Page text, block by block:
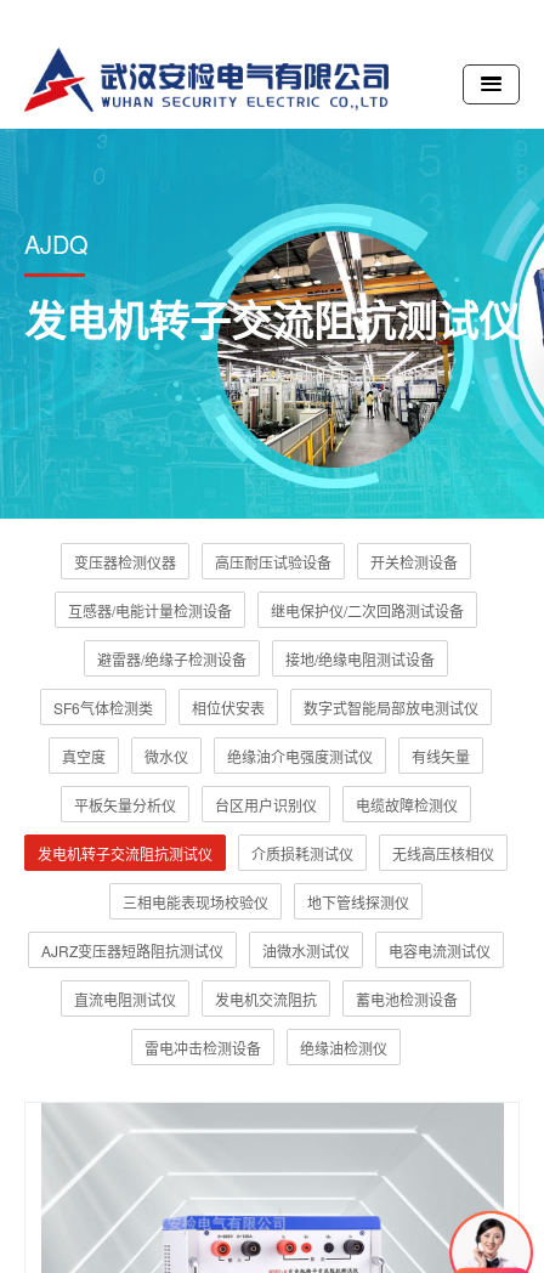
AJDQ
发电机转子交流阻抗测试仪
变压器检测仪器 高压耐压试验设备 开关检测设备
互感器/电能计量检测设备 继电保护仪/二次回路测试设备
避雷器/绝缘子检测设备 接地/绝缘电阻测试设备
SF6气体检测类 相位伏安表 数字式智能局部放电测试仪
真空度 微水仪 绝缘油介电强度测试仪 有线矢量
平板矢量分析仪 台区用户识别仪 电缆故障检测仪
发电机转子交流阻抗测试仪 介质损耗测试仪 无线高压核相仪
三相电能表现场校验仪 地下管线探测仪
AJRZ变压器短路阻抗测试仪 油微水测试仪 电容电流测试仪
直流电阻测试仪 发电机交流阻抗 蓄电池检测设备
雷电冲击检测设备 绝缘油检测仪